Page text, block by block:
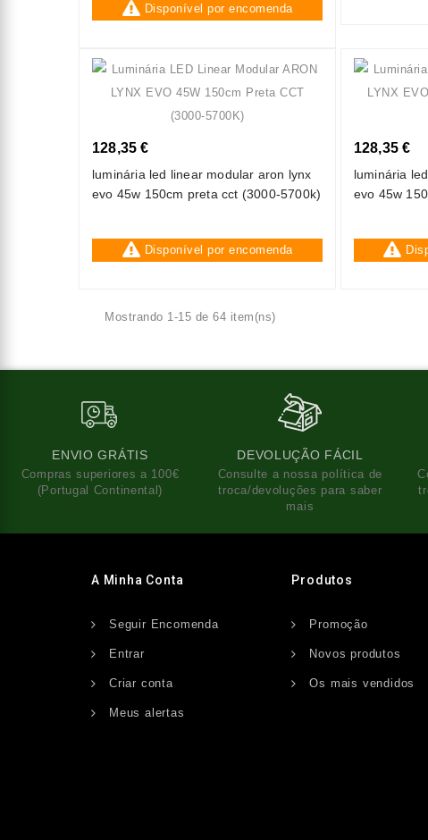
Disponível por encomenda
128,35 €
luminária led linear modular aron lynx
evo 45w 150cm preta cct (3000-5700k)
Disponível por encomenda
128,35 €
luminária
evo 45w
Mostrando 1-15 de 64 item(ns)
ENVIO GRÁTIS
Compras superiores a 100€
(Portugal Continental)
DEVOLUÇÃO FÁCIL
Consulte a nossa política de
troca/devoluções para saber
mais
A Minha Conta
Seguir Encomenda
Entrar
Criar conta
Meus alertas
Produtos
Promoção
Novos produtos
Os mais vendidos